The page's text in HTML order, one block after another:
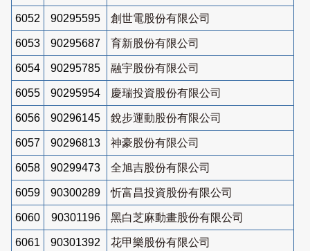
6052 90295595 創世電股份有限公司
6053 90295687 育新股份有限公司
6054 90295785 融宇股份有限公司
6055 90295954 慶瑞投資股份有限公司
6056 90296145 銳步運動股份有限公司
6057 90296813 神豪股份有限公司
6058 90299473 全旭吉股份有限公司
6059 90300289 忻富昌投資股份有限公司
6060 90301196 黑白芝麻動畫股份有限公司
6061 90301392 花甲樂股份有限公司